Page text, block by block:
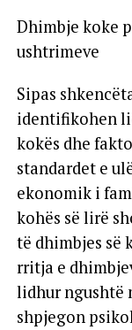
Dhimbje koke
ushtrimeve
Sipas
identifikohen
kokës dhe
standardet e
ekonomik i
kohës së lirë
të dhimbjes së
rritja e
lidhur ngushtë
shpjegon